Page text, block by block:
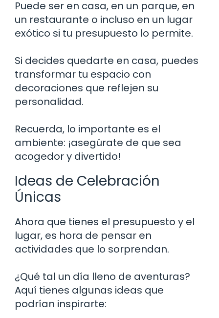
Puede ser en casa, en un parque, en
un restaurante o incluso en un lugar
exótico si tu presupuesto lo permite.
Si decides quedarte en casa, puedes
transformar tu espacio con
decoraciones que reflejen su
personalidad.
Recuerda, lo importante es el
ambiente: ¡asegúrate de que sea
acogedor y divertido!
Ideas de Celebración
Únicas
Ahora que tienes el presupuesto y el
lugar, es hora de pensar en
actividades que lo sorprendan.
¿Qué tal un día lleno de aventuras?
Aquí tienes algunas ideas que
podrían inspirarte: